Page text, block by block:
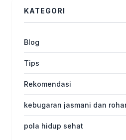
KATEGORI
Blog
Tips
Rekomendasi
kebugaran jasmani dan
pola hidup sehat